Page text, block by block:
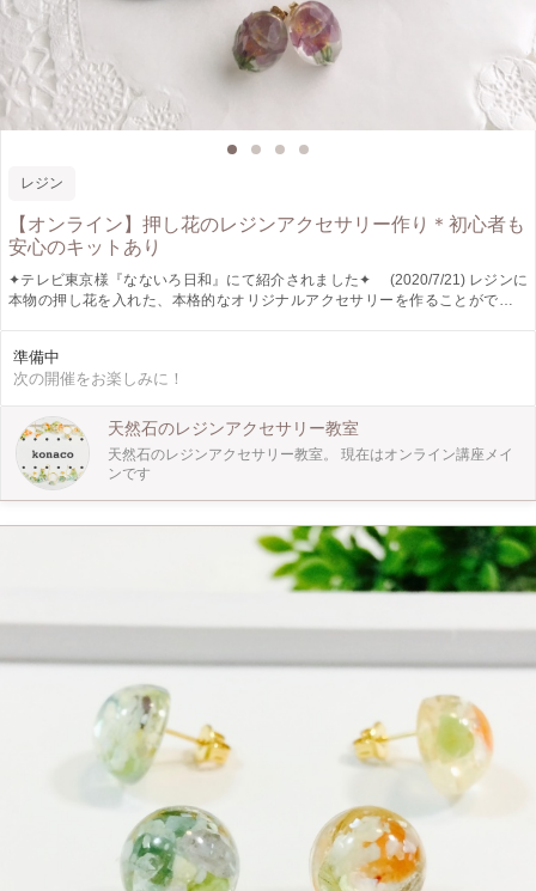
レジン
【オンライン】押し花のレジンアクセサリー作り＊初心者も
安心のキットあり
✦テレビ東京様『なないろ日和』にて紹介されました✦ (2020/7/21) レジンに
本物の押し花を入れた、本格的なオリジナルアクセサリーを作ることができま
ム、ヘアピン、ヘアクリップ（ベビー用）から3個 （レッスン時間内にできる数
は2個程度） ※ピアス・イヤリングは金属アレルギー対応素材もございます。ご
ジン25g、モールド（型）、押し花、金具3個 レッスンシート付き。 日本製、高
品質、ご自宅でも邪魔にならないようにコンパクトな材料・道具を選定致しまし
た。 ※キット以外に必要な物は本ページの「◎ご自宅で用意するもの」欄をご
確認ください。 キットはご予約後にこちらでご購入いただきます
https://konacokit.stores.jp/items/5f962c084f44306c246dc6cb （LEDライトをお
持ちの方は2,310円＋送料） ※道具や材料をお持ちの方は無理に購入する必要は
（Zoomのダウンロードをお願いします） レジンを初めて使う方、アクセサリー
を作ったことがない方でも、本格的な作品が完成します。 （konacoのレッスン
す。 作り方を画面上でレクチャーしながら、お喋りしながら、楽しく進めま
す。 小さいお子様をあやしながら、途中でおむつ替え、授乳で抜けて頂くこと
も自由にできます。 初回のキットを使って、レッスン後もお家時間を楽しむこ
とができます。 (おすすめの材料購入先など初回レッスンでご紹介しています)
LEDライトはジェルネイルにも使用できます。 シンプルな作り方をレクチャー
しますので、難しい作業はありません♪
準備中
次の開催をお楽しみに！
天然石のレジンアクセサリー教室
天然石のレジンアクセサリー教室。 現在はオンライン講座メイ
ンです